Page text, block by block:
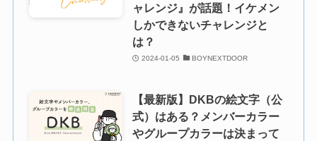
ャレンジ』が話題！イケメン
しかできないチャレンジと
は？
2024-01-05 BOYNEXTDOOR
【最新版】DKBの絵文字（公
式）はある？メンバーカラー
やグループカラーは決まって